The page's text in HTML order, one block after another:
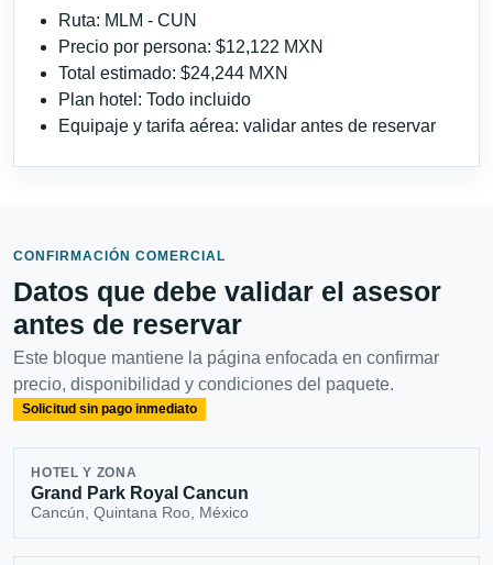
Ruta: MLM - CUN
Precio por persona: $12,122 MXN
Total estimado: $24,244 MXN
Plan hotel: Todo incluido
Equipaje y tarifa aérea: validar antes de reservar
CONFIRMACIÓN COMERCIAL
Datos que debe validar el asesor
antes de reservar
Este bloque mantiene la página enfocada en confirmar
precio, disponibilidad y condiciones del paquete.
Solicitud sin pago inmediato
HOTEL Y ZONA
Grand Park Royal Cancun
Cancún, Quintana Roo, México